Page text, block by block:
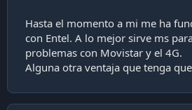
funciona el knock on
todo! realmente es "la" actualizacin.
recomendada.
Saludos
Hasta el momento a mi me ha
con Entel. A lo mejor sirve ms
problemas con Movistar y el 4G.
Alguna otra ventaja que tenga